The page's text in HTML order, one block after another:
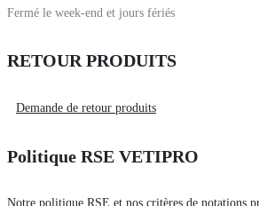
Fermé le week-end et jours fériés
RETOUR PRODUITS
Demande de retour produits
Politique RSE VETIPRO
Notre politique RSE et nos critères de notations